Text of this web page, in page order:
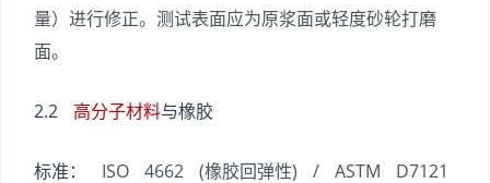
量）进行修正。测试表面应为原浆面或轻度砂轮打磨
面。
2.2 高分子材料与橡胶
标准： ISO 4662 (橡胶回弹性) / ASTM D7121